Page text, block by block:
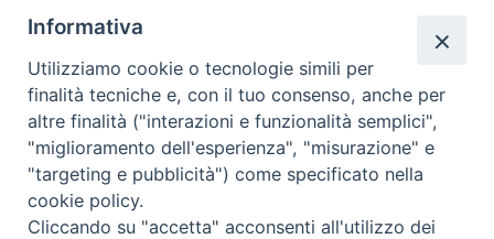
Caritas Internationalis
TV 2000
Inblu 2000
Avvenire
Sir
Informativa
Utilizziamo cookie o tecnologie simili per
finalità tecniche e, con il tuo consenso, anche per
altre finalità ("interazioni e funzionalità semplici",
"miglioramento dell'esperienza", "misurazione" e
"targeting e pubblicità") come specificato nella
cookie policy.
Cliccando su "accetta" acconsenti all'utilizzo dei